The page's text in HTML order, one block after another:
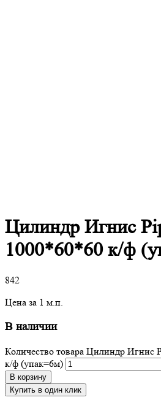
Цилиндр Игнис
1000*60*60 к/ф
842
Цена за 1 м.п.
В наличии
Количество товара Цилиндр Игнис
к/ф (упак=6м)
В корзину
Купить в один клик